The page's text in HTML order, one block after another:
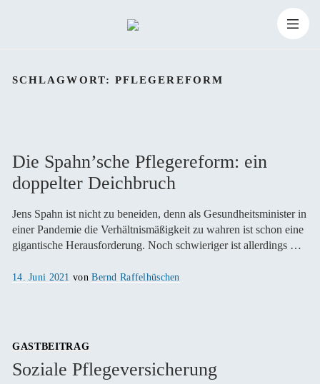
Inhalt
nach:
SCHLAGWORT: PFLEGEREFORM
Die Spahn’sche Pflegereform: ein
doppelter Deichbruch
Jens Spahn ist nicht zu beneiden, denn als Gesundheitsminister in
einer Pandemie die Verhältnismäßigkeit zu wahren ist schon eine
gigantische Herausforderung. Noch schwieriger ist allerdings …
Veröffentlicht
14. Juni 2021 vonBernd Raffelhüschen
GASTBEITRAG
Soziale Pflegeversicherung